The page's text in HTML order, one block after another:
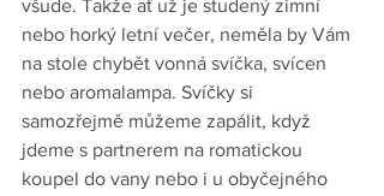
všude. Takže ať už je studený zimní
nebo horký letní večer, neměla by Vám
na stole chybět vonná svíčka, svícen
nebo aromalampa. Svíčky si
samozřejmě můžeme zapálit, když
jdeme s partnerem na romatickou
koupel do vany nebo i u obyčejného